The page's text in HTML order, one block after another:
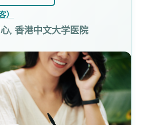
）
, 香港中文大学医院